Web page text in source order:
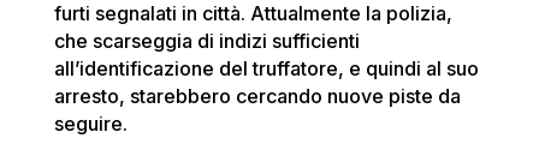
furti segnalati in città. Attualmente la polizia,
che scarseggia di indizi sufficienti
all’identificazione del truffatore, e quindi al suo
arresto, starebbero cercando nuove piste da
seguire.